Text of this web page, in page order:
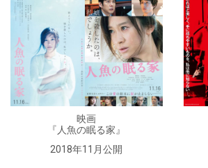
映画
『人魚の眠る家』
2018年11月公開